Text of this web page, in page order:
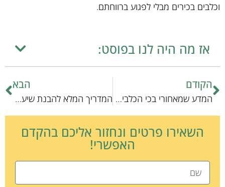
וכלבים בכירים מבלי לפגוע ברווחתם.
אז מה היה לנו בפוסט:
הקודם
המדע שמאחורי בכי הכלבים: מה מקצוענים צריכים לדעת
הבא
המדריך המלא להבנת שיער הכלבים: אילו כלבים אסור לספר
השאירו פרטים ונחזור אליכם בהקדם
האפשרי!